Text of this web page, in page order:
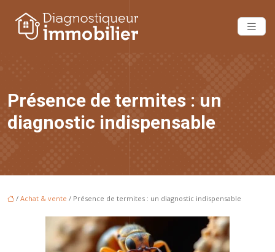
Présence de termites : un
diagnostic indispensable
/ Achat & vente / Présence de termites : un diagnostic indispensable